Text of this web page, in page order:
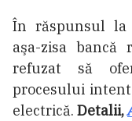
În răspunsul la
aşa-zisa
refuzat să
procesului
electrică. Detalii,